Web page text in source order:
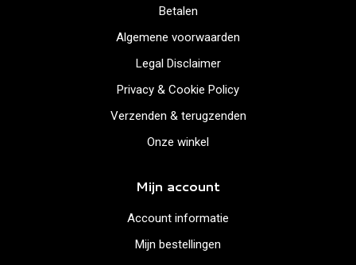
Betalen
Algemene voorwaarden
Legal Disclaimer
Privacy & Cookie Policy
Verzenden & terugzenden
Onze winkel
Mijn account
Account informatie
Mijn bestellingen